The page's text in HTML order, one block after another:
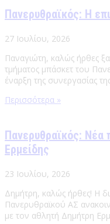
Πανερυθραϊκός: Η
27 Ιουλίου, 2026
Παναγιώτη, καλώς ήρθες
τμήματος μπάσκετ του
έναρξη της συνεργασίας
Περισσότερα »
Πανερυθραϊκός: Νέα
Ερμείδης
23 Ιουλίου, 2026
Δημήτρη, καλώς ήρθες! Η
Πανερυθραϊκού ΑΣ
με τον αθλητή Δημήτρη